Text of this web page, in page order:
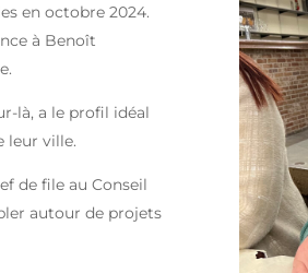
en octobre 2024.
à Benoît
là, a le profil idéal
leur ville.
de file au Conseil
autour de projets